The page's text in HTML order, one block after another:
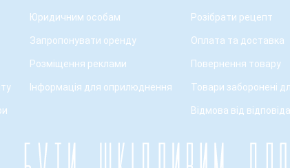
Юридичним особам
Запропонувати оренду
Розміщення реклами
Інформація для оприлюднення
Розібрати рецепт
Оплата та доставка
Повернення товару
Товари заборонені
Відмова від